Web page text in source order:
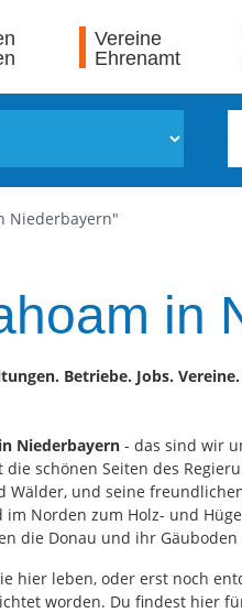
Vereine
Ehrenamt
Niederbayern"
in
Betriebe. Jobs.
Niederbayern - das sind wir
die schönen Seiten des
Wälder, und seine
im Norden zum Holz- und
die Donau und ihr
hier leben, oder erst noch
worden. Du findest hier